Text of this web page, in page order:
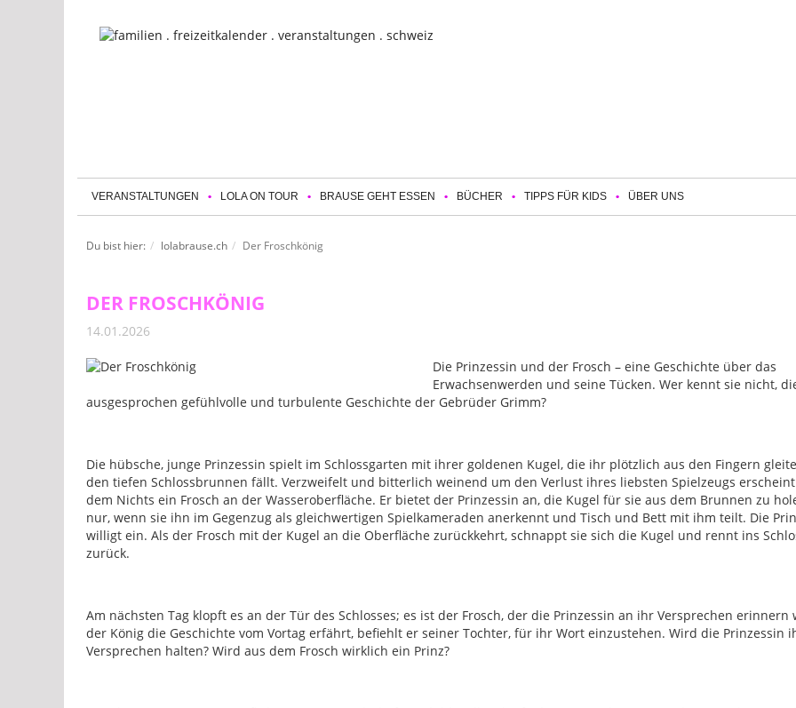
VERANSTALTUNGEN LOLA ON TOUR BRAUSE GEHT ESSEN BÜCHER TIPPS FÜR KIDS ÜBER UNS
Du bist hier: lolabrause.ch Der Froschkönig
DER FROSCHKÖNIG
14.01.2026
Die Prinzessin und der Frosch – eine Geschichte über das
Erwachsenwerden und seine Tücken. Wer kennt sie nicht,
ausgesprochen gefühlvolle und turbulente Geschichte der Gebrüder Grimm?
Die hübsche, junge Prinzessin spielt im Schlossgarten mit ihrer goldenen Kugel, die ihr plötzlich aus den Fingern
den tiefen Schlossbrunnen fällt. Verzweifelt und bitterlich weinend um den Verlust ihres liebsten Spielzeugs
dem Nichts ein Frosch an der Wasseroberfläche. Er bietet der Prinzessin an, die Kugel für sie aus dem Brunnen zu
nur, wenn sie ihn im Gegenzug als gleichwertigen Spielkameraden anerkennt und Tisch und Bett mit ihm teilt. Die
willigt ein. Als der Frosch mit der Kugel an die Oberfläche zurückkehrt, schnappt sie sich die Kugel und rennt ins
zurück.
Am nächsten Tag klopft es an der Tür des Schlosses; es ist der Frosch, der die Prinzessin an ihr Versprechen erinnern
der König die Geschichte vom Vortag erfährt, befiehlt er seiner Tochter, für ihr Wort einzustehen. Wird die Prinzessin
Versprechen halten? Wird aus dem Frosch wirklich ein Prinz?